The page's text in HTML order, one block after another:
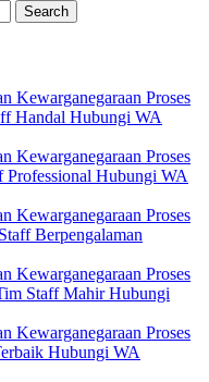
Kewarganegaraan Proses
Handal Hubungi WA
Kewarganegaraan Proses
Professional Hubungi WA
Kewarganegaraan Proses
Berpengalaman
Kewarganegaraan Proses
Staff Mahir Hubungi
Kewarganegaraan Proses
Hubungi WA